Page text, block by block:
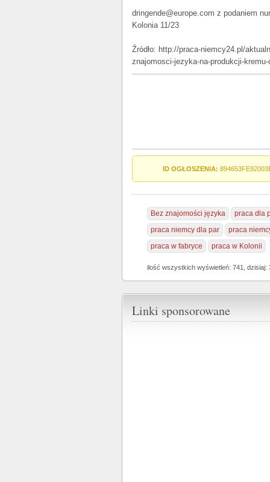
dringende@europe.com z podaniem
Kolonia 11/23
Źródło: http://praca-niemcy24.pl/
znajomosci-jezyka-na-produkcji-
ID OGŁOSZENIA:
Bez znajomości języka
praca dla
praca niemcy dla par
praca
praca w fabryce
praca w Kolonii
ilość wszystkich wyświetleń: 741, dzisiaj:
Linki sponsorowane